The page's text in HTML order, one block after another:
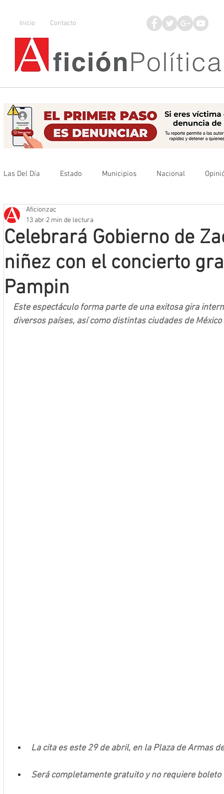
Inicio Contacto
Las Del Día Estado Municipios Nacional
Que no se olvide
Mineros LNBP
Celebrará Gobierno de
niñez con el concierto
Pampin
Aficionzac
13 abr 2 min de lectura
Este espectáculo forma parte de una exitosa gira
diversos países, así como distintas ciudades de México
La cita es este 29 de abril, en la Plaza de Armas
Será completamente gratuito y no requiere boleto